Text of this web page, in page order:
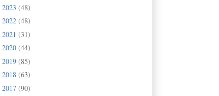
2023 (48)
2022 (48)
2021 (31)
2020 (44)
2019 (85)
2018 (63)
2017 (90)